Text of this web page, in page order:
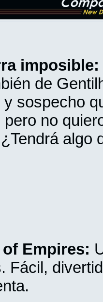
imposible:
de
y sospecho
pero no
algo
Empires:
Fácil,